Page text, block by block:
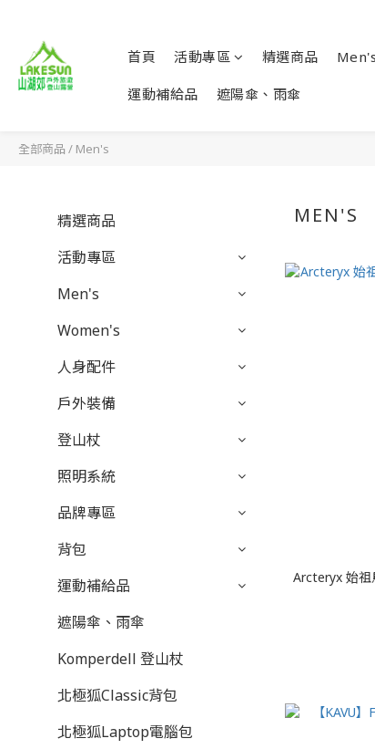
首頁 活動專區 精選商品 Men's
運動補給品 遮陽傘、雨傘
全部商品 / Men's
精選商品
活動專區
Men's
Women's
人身配件
戶外裝備
登山杖
照明系統
品牌專區
背包
運動補給品
遮陽傘、雨傘
Komperdell 登山杖
北極狐Classic背包
北極狐Laptop電腦包
MEN'S
Arcteryx 始祖